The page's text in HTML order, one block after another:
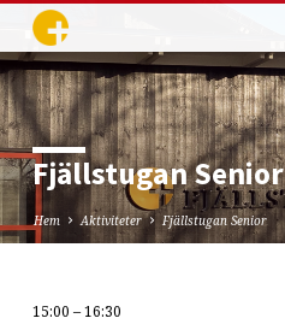
Fjällstugan Senior
Hem Aktiviteter Fjällstugan Senior
15:00 – 16:30